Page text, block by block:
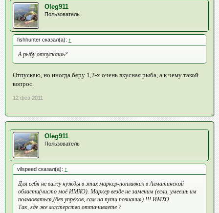
Oleg911
Пользователь
fishhunter сказал(а): ↑
А рыбу отпускашь?
Отпускаю, но иногда беру 1,2-х очень вкусная рыба, а к чему такой
вопрос.
12 фев 2011
Oleg911
Пользователь
vilspeed сказал(а): ↑
Для себя не вижу нужды в этих маркер-поплавках в Алматинской
области(чисто моё ИМХО). Маркер везде не заменим (если, умеешь им
пользоваться,(без упрёков, сам на пути познания) !!! ИМХО
Так, где же мастерство оттачиваете ?